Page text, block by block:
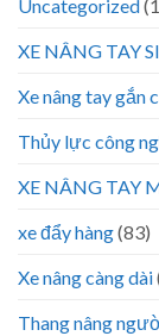
Uncategorized
XE NÂNG TAY
Xe nâng tay gắn
Thủy lực công
XE NÂNG TAY
xe đẩy hàng(83)
Xe nâng càng dài
Thang nâng